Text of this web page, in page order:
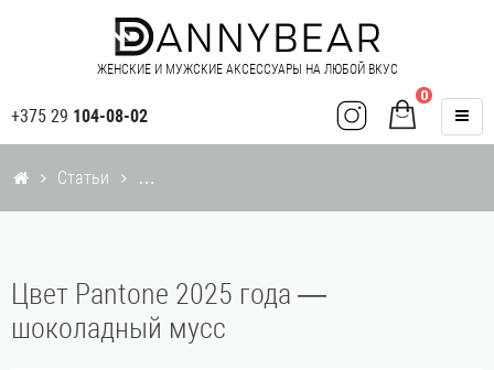
+375 29 104-08-02
ЖЕНСКИЕ И МУЖСКИЕ АКСЕССУАРЫ НА ЛЮБОЙ ВКУС
0
Статьи
Цвет Pantone 2025 года —
шоколадный мусс